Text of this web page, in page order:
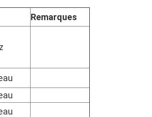
Remarques